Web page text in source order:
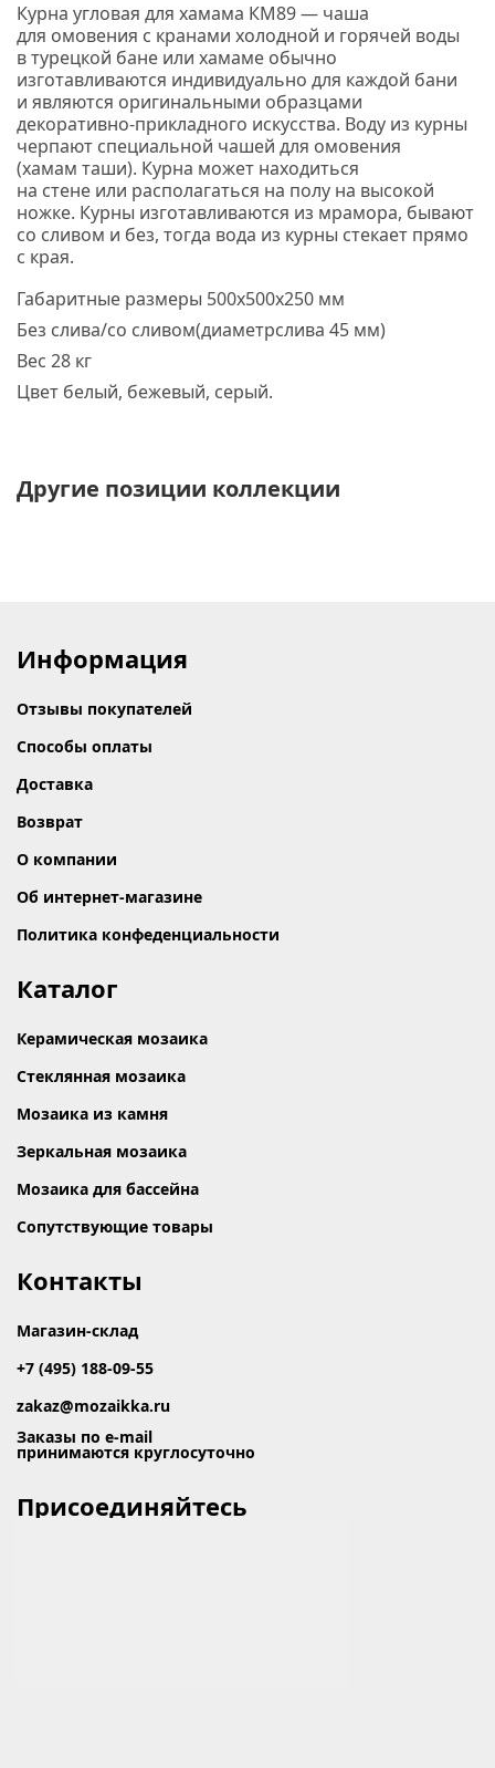
Курна угловая для хамама КМ89— чаша
для омовения с кранами холодной и горячей воды
в турецкой бане или хамаме обычно
изготавливаются индивидуально для каждой бани
и являются оригинальными образцами
декоративно-прикладного искусства. Воду из курны
черпают специальной чашей для омовения
(хамам таши). Курна может находиться
на стене или располагаться на полу на высокой
ножке. Курны изготавливаются из мрамора, бывают
со сливом и без, тогда вода из курны стекает прямо
с края.
Габаритные размеры 500х500х250 мм
Без слива/со сливом(диаметрслива 45 мм)
Вес 28 кг
Цвет белый, бежевый, серый.
Другие позиции коллекции
Информация
Отзывы покупателей
Способы оплаты
Доставка
Возврат
О компании
Об интернет-магазине
Политика конфеденциальности
Каталог
Керамическая мозаика
Стеклянная мозаика
Мозаика из камня
Зеркальная мозаика
Мозаика для бассейна
Сопутствующие товары
Контакты
Магазин-склад
+7 (495) 188-09-55
zakaz@mozaikka.ru
Заказы по e-mail
принимаются круглосуточно
Присоединяйтесь